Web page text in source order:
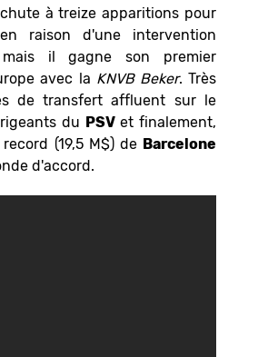
à treize apparitions pour
raison d'une intervention
mais il gagne son premier
avec la KNVB Beker. Très
de transfert affluent sur le
du PSVet finalement,
(19,5 M$) de Barcelone
d'accord.